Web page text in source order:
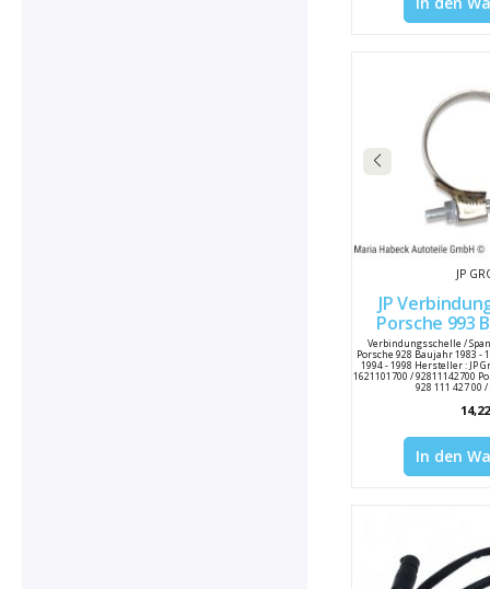
JP
JP
Porsche 993
Verbindungsschelle /
Porsche 928 Baujahr 1983 -
1994 - 1998 Hersteller : JP
1621101700 / 92811142700
928 111 427 00
In den